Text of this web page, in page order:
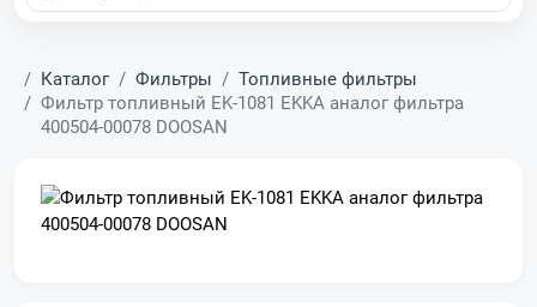
Главная
Каталог Фильтры
Топливные фильтры
Фильтр топливный EK-1081 EKKA аналог фильтра
400504-00078 DOOSAN